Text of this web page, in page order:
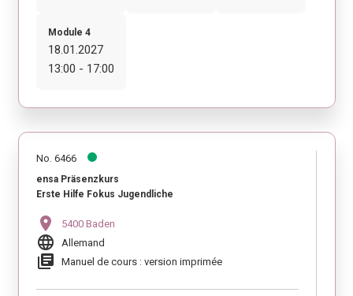
Module 4
18.01.2027
13:00 - 17:00
No. 6466
ensa Präsenzkurs
Erste Hilfe Fokus Jugendliche
location_on 5400 Baden
language Allemand
library_books Manuel de cours : version imprimée